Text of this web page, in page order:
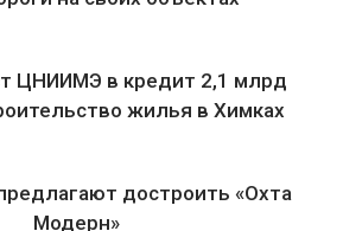
ЦНИИМЭ в кредит 2,1 млрд
жилья в Химках
достроить «Охта
Модерн»